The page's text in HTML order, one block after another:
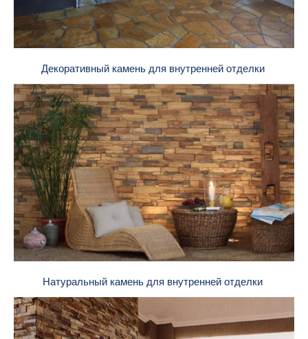
Декоративный камень для внутренней отделки
Натуральный камень для внутренней отделки